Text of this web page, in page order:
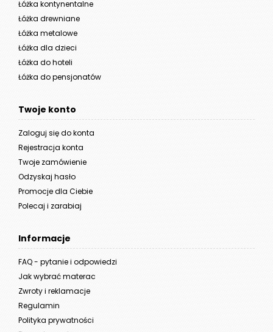
Łóżka kontynentalne
Łóżka drewniane
Łóżka metalowe
Łóżka dla dzieci
Łóżka do hoteli
Łóżka do pensjonatów
Twoje konto
Zaloguj się do konta
Rejestracja konta
Twoje zamówienie
Odzyskaj hasło
Promocje dla Ciebie
Polecaj i zarabiaj
Informacje
FAQ - pytanie i odpowiedzi
Jak wybrać materac
Zwroty i reklamacje
Regulamin
Polityka prywatności